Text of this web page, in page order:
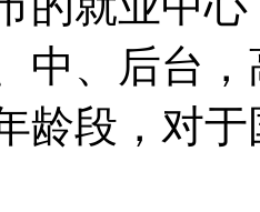
中、后台
龄段，对于